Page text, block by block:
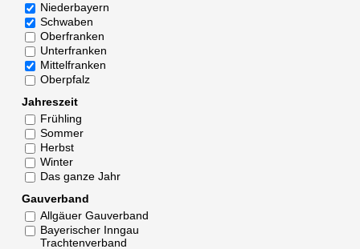
Niederbayern
Schwaben
Oberfranken
Unterfranken
Mittelfranken
Oberpfalz
Jahreszeit
Frühling
Sommer
Herbst
Winter
Das ganze Jahr
Gauverband
Allgäuer Gauverband
Bayerischer Inngau
Trachtenverband